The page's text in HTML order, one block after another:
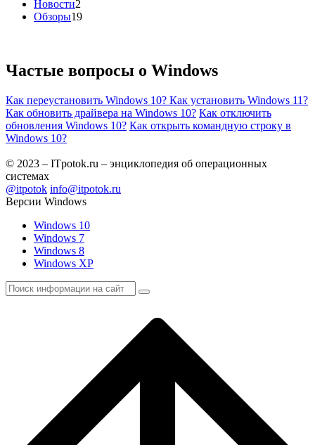
Новости2
Обзоры19
Частые вопросы о Windows
Как переустановить Windows 10? Как установить Windows 11?
Как обновить драйвера на Windows 10? Как отключить
обновления Windows 10? Как открыть командную строку в
Windows 10?
© 2023 – ITpotok.ru – энциклопедия об операционных
системах
@itpotok info@itpotok.ru
Версии Windows
Windows 10
Windows 7
Windows 8
Windows XP